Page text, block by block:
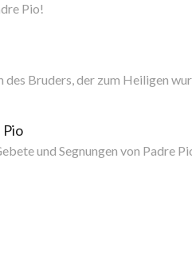
Pio!
des Bruders, der zum Heiligen
Pio
und Segnungen von Padre